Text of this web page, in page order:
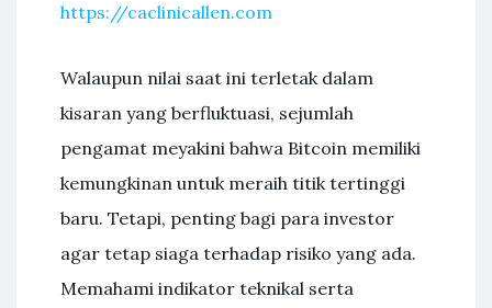
https://caclinicallen.com
Walaupun nilai saat ini terletak dalam
kisaran yang berfluktuasi, sejumlah
pengamat meyakini bahwa Bitcoin memiliki
kemungkinan untuk meraih titik tertinggi
baru. Tetapi, penting bagi para investor
agar tetap siaga terhadap risiko yang ada.
Memahami indikator teknikal serta